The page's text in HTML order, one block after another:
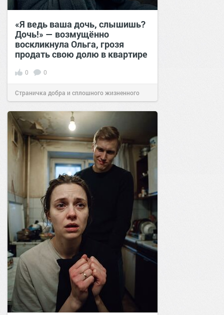
«Я ведь ваша дочь, слышишь?
Дочь!» — возмущённо
воскликнула Ольга, грозя
продать свою долю в квартире
0 0
Страничка добра и сплошного жизненного
позитива!14:38Вчера